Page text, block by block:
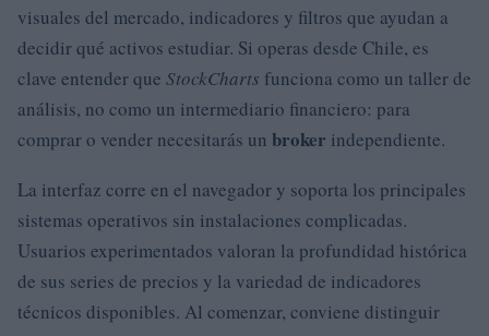
visuales del mercado, indicadores y filtros que ayudan a
decidir qué activos estudiar. Si operas desde Chile, es
clave entender que StockCharts funciona como un taller de
análisis, no como un intermediario financiero: para
comprar o vender necesitarás un broker independiente.
La interfaz corre en el navegador y soporta los principales
sistemas operativos sin instalaciones complicadas.
Usuarios experimentados valoran la profundidad histórica
de sus series de precios y la variedad de indicadores
técnicos disponibles. Al comenzar, conviene distinguir